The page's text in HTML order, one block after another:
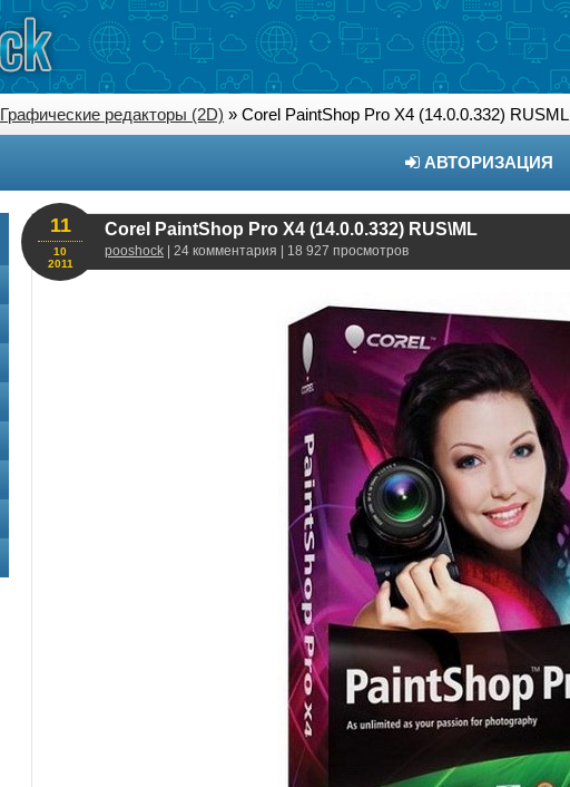
Графические редакторы (2D) » Corel PaintShop Pro X4 (14.0.0.332) RUSML
АВТОРИЗАЦИЯ
Corel PaintShop Pro X4 (14.0.0.332) RUS\ML
pooshock | 24 комментария | 18 927 просмотров
11
10
2011